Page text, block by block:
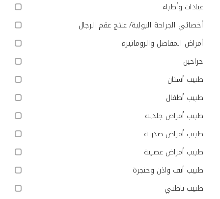
عيادات وأطباء
أخصائي الجراحة البولية/ علاج عقم الرجال
أمراض المفاصل والروماتيزم
جراحين
طبيب أسنان
طبيب أطفال
طبيب أمراض جلدية
طبيب أمراض صدرية
طبيب أمراض عصبية
طبيب أنف واذن وحنجرة
طبيب باطني